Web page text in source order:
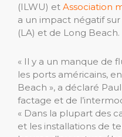
(ILWU) et Association
a un impact négatif
(LA) et de Long Beach.
« Il y a un manque de
les ports américains,
Beach », a déclaré
factage et de
« Dans la plupart des
et les installations de